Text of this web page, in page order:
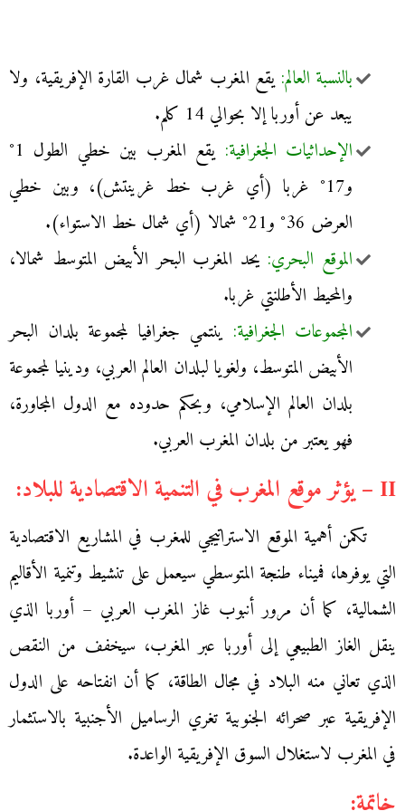
بالنسبة العالم: يقع المغرب شمال غرب القارة الإفريقية، ولا
يبعد عن أوربا إلا بحوالي 14 كلم.
الإحداثيات الجغرافية:
يقع المغرب بين خطي الطول 1°
و17° غربا (أي غرب خط غرينتش)، وبين خطي
العرض 36° و21° شمالا (أي شمال خط الاستواء).
الموقع البحري: يحد المغرب البحر الأبيض المتوسط شمالا،
والمحيط الأطلنتي غربا.
المجموعات الجغرافية: ينتمي جغرافيا لمجموعة بلدان البحر
الأبيض المتوسط، ولغويا لبلدان العالم العربي، ودينيا لمجموعة
بلدان العالم الإسلامي، وبحكم حدوده مع الدول المجاورة،
فهو يعتبر من بلدان المغرب العربي.
II – يؤثر موقع المغرب في التنمية الاقتصادية للبلاد:
تكمن أهمية الموقع الاستراتيجي للمغرب في المشاريع الاقتصادية
التي يوفرها، فميناء طنجة المتوسطي سيعمل على تنشيط وتنمية الأقاليم
الشمالية، كما أن مرور أنبوب غاز المغرب العربي – أوربا الذي
ينقل الغاز الطبيعي إلى أوربا عبر المغرب، سيخفف من النقص
الذي تعاني منه البلاد في مجال الطاقة، كما أن انفتاحه على الدول
الإفريقية عبر صحرائه الجنوبية تغري الرساميل الأجنبية بالاستثمار
في المغرب لاستغلال السوق الإفريقية الواعدة.